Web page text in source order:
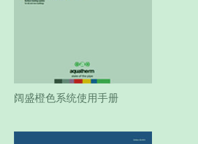
阔盛橙色系统使用手册